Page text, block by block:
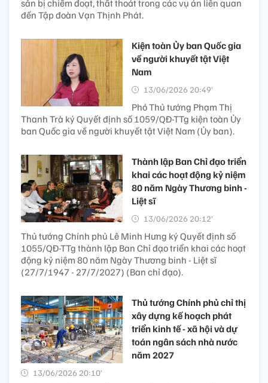
sản bị chiếm đoạt, thất thoát trong các vụ án liên quan
đến Tập đoàn Vạn Thịnh Phát.
Kiện toàn Ủy ban Quốc gia
về người khuyết tật Việt
Nam
13/06/2026 20:49’
Phó Thủ tướng Phạm Thị
Thanh Trà ký Quyết định số 1059/QĐ-TTg kiện toàn Ủy
ban Quốc gia về người khuyết tật Việt Nam (Ủy ban).
Thành lập Ban Chỉ đạo triển
khai các hoạt động kỷ niệm
80 năm Ngày Thương binh -
Liệt sĩ
13/06/2026 20:12’
Thủ tướng Chính phủ Lê Minh Hưng ký Quyết định số
1055/QĐ-TTg thành lập Ban Chỉ đạo triển khai các hoạt
động kỷ niệm 80 năm Ngày Thương binh - Liệt sĩ
(27/7/1947 - 27/7/2027) (Ban chỉ đạo).
Thủ tướng Chính phủ chỉ thị
xây dựng kế hoạch phát
triển kinh tế - xã hội và dự
toán ngân sách nhà nước
năm 2027
13/06/2026 20:10’